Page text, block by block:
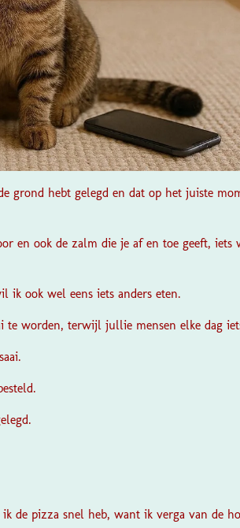
grond hebt gelegd en dat op het juiste
en ook de zalm die je af en toe geeft, iets
ik ook wel eens iets anders eten.
te worden, terwijl jullie mensen elke dag
de pizza snel heb, want ik verga van de